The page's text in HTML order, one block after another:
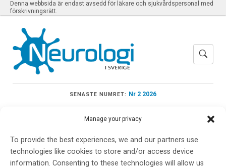
Manage your privacy
To provide the best experiences, we and our partners use
technologies like cookies to store and/or access device
information. Consenting to these technologies will allow us
Denna webbsida är endast avsedd för läkare och sjukvårdspersonal med
förskrivningsrätt.
SENASTE NUMRET: Nr 2 2026
Meny